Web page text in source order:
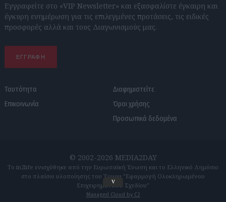
Εγγραφείτε στο «VIP Newsletter» και εξασφαλίστε έγκαιρη και
έγκυρη ενημέρωση για τις επιλεγμένες προτάσεις, τις ειδικές
προσφορές αλλά και τους Διαγωνισμούς μας.
ΕΓΓΡΑΦΗ
Ταυτότητα
Επικοινωνία
Διαφημιστείτε
Όροι χρήσης
Προσωπικά δεδομένα
© 2002-2026 MEDIA2DAY
Το in2life ενισχύθηκε από την Ευρωπαϊκή Ένωση και το Ελληνικό Δημόσιο
στο πλαίσιο υλοποίησης του Έργου "Εφαρμογή Ολοκληρωμένου
Επιχειρηματικού Σχεδίου"
Managed Cloud by C2
v